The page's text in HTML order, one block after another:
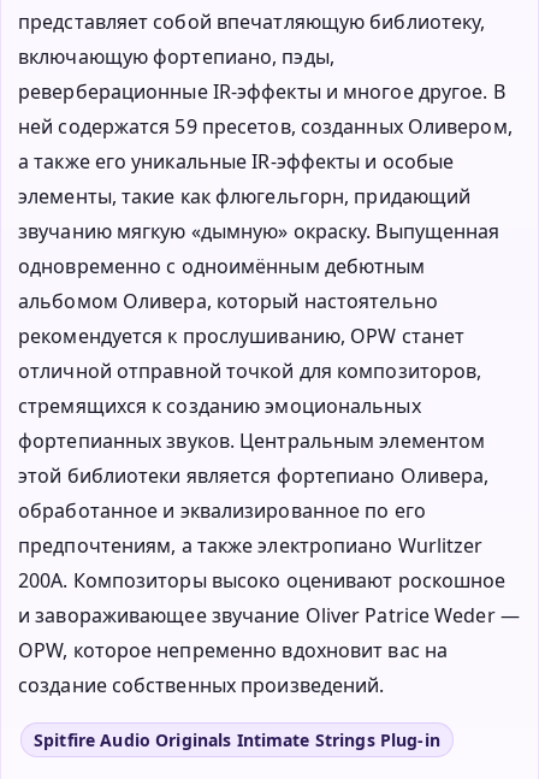
представляет собой впечатляющую библиотеку,
включающую фортепиано, пэды,
реверберационные IR-эффекты и многое другое. В
ней содержатся 59 пресетов, созданных Оливером,
а также его уникальные IR-эффекты и особые
элементы, такие как флюгельгорн, придающий
звучанию мягкую «дымную» окраску. Выпущенная
одновременно с одноимённым дебютным
альбомом Оливера, который настоятельно
рекомендуется к прослушиванию, OPW станет
отличной отправной точкой для композиторов,
стремящихся к созданию эмоциональных
фортепианных звуков. Центральным элементом
этой библиотеки является фортепиано Оливера,
обработанное и эквализированное по его
предпочтениям, а также электропиано Wurlitzer
200A. Композиторы высоко оценивают роскошное
и завораживающее звучание Oliver Patrice Weder —
OPW, которое непременно вдохновит вас на
создание собственных произведений.
Spitfire Audio Originals Intimate Strings Plug-in